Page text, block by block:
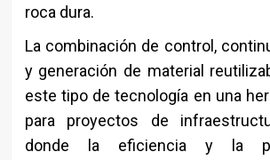
roca dura.
La combinación de control,
y generación de material
este tipo de tecnología en una
para proyectos de
donde la eficiencia y la